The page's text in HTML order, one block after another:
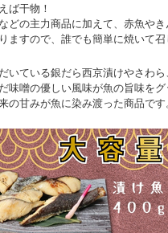
ば干物！
どの主力商品に加えて、赤魚やき
ますので、誰でも簡単に焼いて召
いている銀だら西京漬けやさわ
味噌の優しい風味が魚の旨味をグ
の甘みが魚に染み渡った商品です